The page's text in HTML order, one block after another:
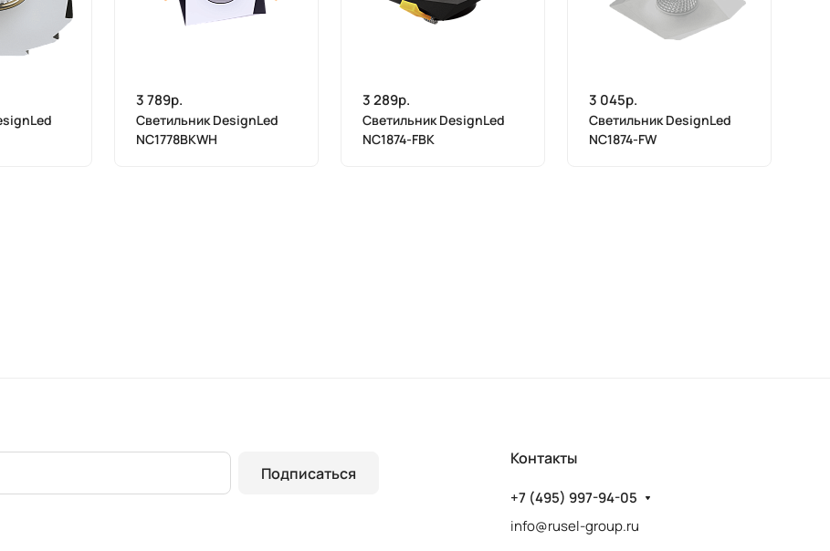
3 789р.
Светильник DesignLed
NC1778BKWH
3 289р.
Светильник DesignLed
NC1874-FBK
3 045р.
Светильник DesignLed
NC1874-FW
Подписаться
Контакты
+7 (495) 997-94-05
info@rusel-group.ru